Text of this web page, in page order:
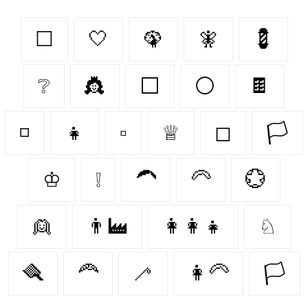
☐ 🤍 🦚 🧚‍ 💈
❔ 👸 ⬜ ⚪ 🍫
◽ 👧 ▫ ♕ ◻ 🏳
♔ ❕ 🦱 🦳 💮
👱 👨‍🏭 👩‍👩‍👧 ♘
🪮 🦰 🦯 👩‍🦳 🏳️